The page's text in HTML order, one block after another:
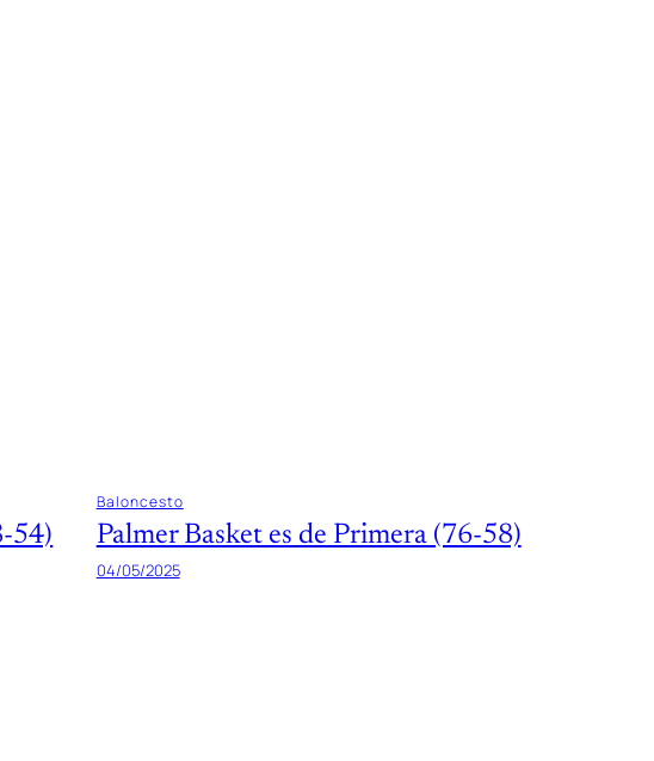
54)
Baloncesto
Palmer Basket es de Primera (76-58)
04/05/2025